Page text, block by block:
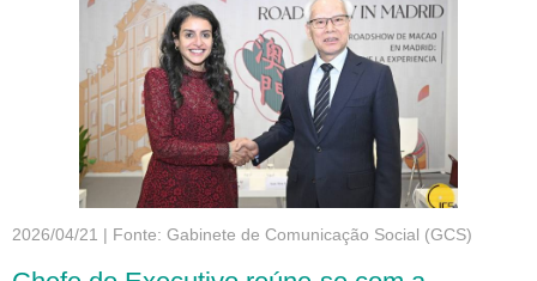
2026/04/21 | Fonte: Gabinete de Comunicação Social (GCS)